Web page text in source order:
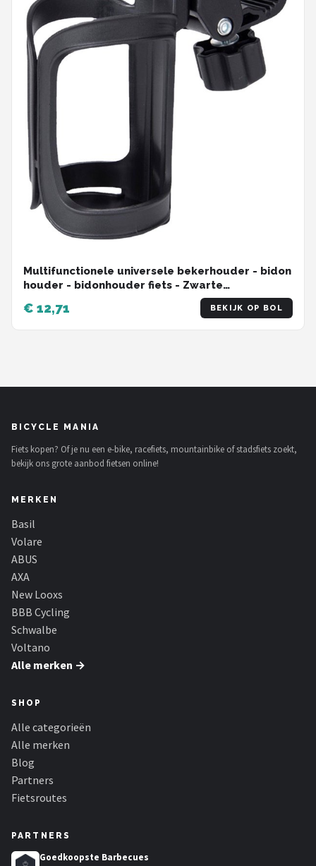
Multifunctionele universele bekerhouder - bidon
houder - bidonhouder fiets - Zwarte
€ 12,71 BEKIJK OP BOL
BICYCLE MANIA
Fiets kopen? Of je nu een e-bike, racefiets, mountainbike of stadsfiets zoekt,
bekijk ons grote aanbod fietsen online!
MERKEN
Basil
Volare
ABUS
AXA
New Looxs
BBB Cycling
Schwalbe
Voltano
Alle merken →
SHOP
Alle categorieën
Alle merken
Blog
Partners
Fietsroutes
PARTNERS
Goedkoopste Barbecues